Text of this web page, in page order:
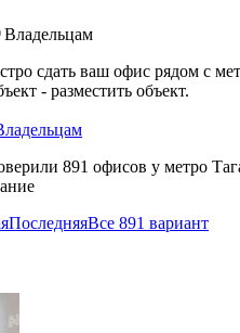
Владельцам
сдать ваш офис рядом с
- разместить объект.
891 офисов у метро
ПоследняяВсе 891 вариант